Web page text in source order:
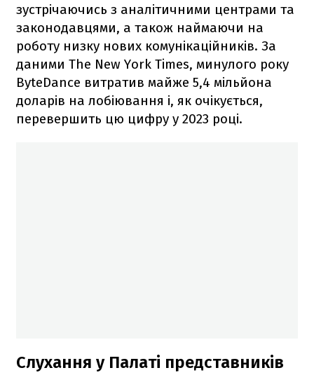
зустрічаючись з аналітичними центрами та
законодавцями, а також наймаючи на
роботу низку нових комунікаційників. За
даними The New York Times, минулого року
ByteDance витратив майже 5,4 мільйона
доларів на лобіювання і, як очікується,
перевершить цю цифру у 2023 році.
Слухання у Палаті представників